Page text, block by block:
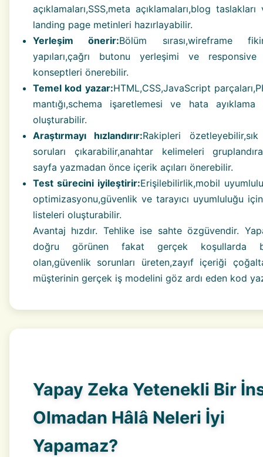
açıklamaları,SSS,meta açıklamaları,blog
landing page metinleri hazırlayabilir.
Yerleşim önerir:Bölüm sırası,wireframe
yapıları,çağrı butonu yerleşimi ve responsive
konseptleri önerebilir.
Temel kod yazar:HTML,CSS,JavaScript
mantığı,schema işaretlemesi ve hata ayıklama
oluşturabilir.
Araştırmayı hızlandırır:Rakipleri
soruları çıkarabilir,anahtar kelimeleri
sayfa yazmadan önce içerik açıları önerebilir.
Test sürecini iyileştirir:Erişilebilirlik,mobil
optimizasyonu,güvenlik ve tarayıcı uyumluluğu
listeleri oluşturabilir.
Avantaj hızdır. Tehlike ise sahte özgüvendir.
doğru görünen fakat gerçek koşullarda
olan,güvenlik sorunları üreten,zayıf içeriği
müşterinin gerçek iş modelini göz ardı eden kod
Yapay Zeka Yetenekli Bir
Olmadan Hâlâ Neleri İyi
Yapamaz?